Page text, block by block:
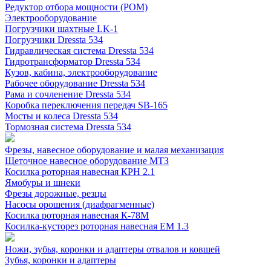
Редуктор отбора мощности (РОМ)
Электрооборудование
Погрузчики шахтные LK-1
Погрузчики Dressta 534
Гидравлическая система Dressta 534
Гидротрансформатор Dressta 534
Кузов, кабина, электрооборудование
Рабочее оборудование Dressta 534
Рама и сочленение Dressta 534
Коробка переключения передач SB-165
Мосты и колеса Dressta 534
Тормозная система Dressta 534
Фрезы, навесное оборудование и малая механизация
Щеточное навесное оборудование МТЗ
Косилка роторная навесная КРН 2.1
Ямобуры и шнеки
Фрезы дорожные, резцы
Насосы орошения (диафрагменные)
Косилка роторная навесная К-78М
Косилка-кусторез роторная навесная ЕМ 1.3
Ножи, зубья, коронки и адаптеры отвалов и ковшей
Зубья, коронки и адаптеры